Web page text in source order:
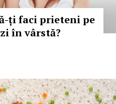
ți faci prieteni pe
în vârstă?